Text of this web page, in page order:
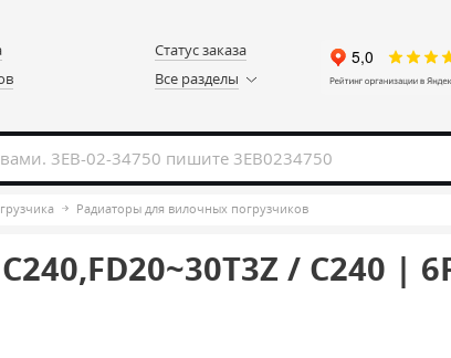
Статус заказа
Все разделы
Радиаторы для вилочных погрузчиков
/ C240 |